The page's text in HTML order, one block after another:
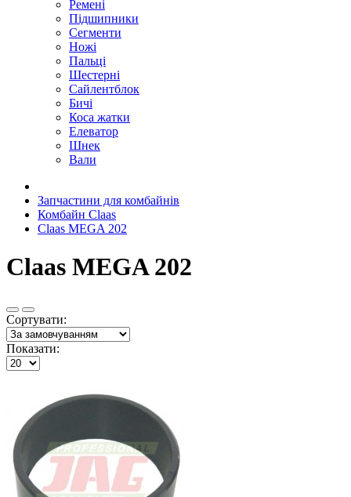
Ремені
Підшипники
Сегменти
Ножі
Пальці
Шестерні
Сайлентблок
Бичі
Коса жатки
Елеватор
Шнек
Вали
Запчастини для комбайнів
Комбайн Claas
Claas MEGA 202
Claas MEGA 202
Сортувати:
Показати: